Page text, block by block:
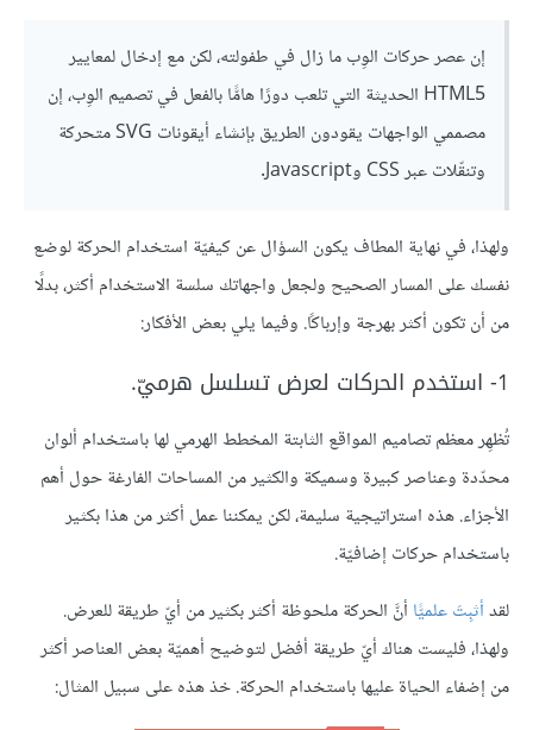
إن عصر حركات الوِب ما زال في طفولته، لكن مع إدخال لمعايير
HTML5 الحديثة التي تلعب دورًا هامًّا بالفعل في تصميم الوِب، إن
مصممي الواجهات يقودون الطريق بإنشاء أيقونات SVG متحركة
وتنقّلات عبر CSS وJavascript.
ولهذا، في نهاية المطاف يكون السؤال عن كيفيّة استخدام الحركة لوضع
نفسك على المسار الصحيح ولجعل واجهاتك سلسة الاستخدام أكثر، بدلًا
من أن تكون أكثر بهرجة وإرباكًا. وفيما يلي بعض الأفكار:
1- استخدم الحركات لعرض تسلسل هرميّ.
تُظهِر معظم تصاميم المواقع الثابتة المخطط الهرمي لها باستخدام ألوان
محدّدة وعناصر كبيرة وسميكة والكثير من المساحات الفارغة حول أهم
الأجزاء. هذه استراتيجية سليمة، لكن يمكننا عمل أكثر من هذا بكثير
باستخدام حركات إضافيّة.
لقدأثبِتَ علميًّا أنَّ الحركة ملحوظة أكثر بكثير من أيّ طريقة للعرض.
ولهذا، فليست هناك أيّ طريقة أفضل لتوضيح أهميّة بعض العناصر أكثر
من إضفاء الحياة عليها باستخدام الحركة. خذ هذه على سبيل المثال: